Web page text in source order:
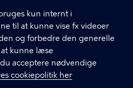
kun internt i
til at kunne vise fx videoer
og forbedre den generelle
kunne læse
acceptere nødvendige
cookiepolitik her
her